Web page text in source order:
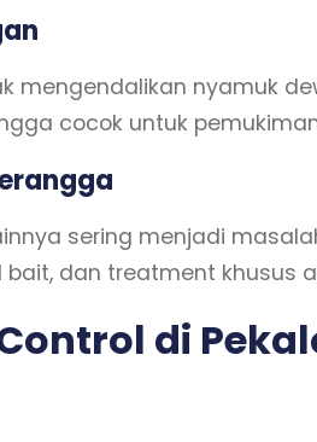
mengendalikan nyamuk
cocok untuk
sering menjadi
dan treatment
di